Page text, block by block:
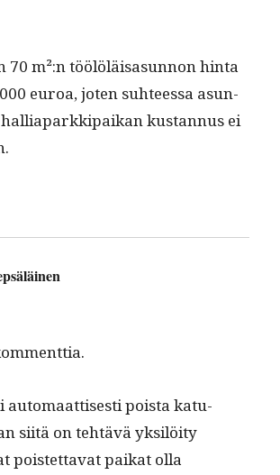
70 m²:n töölöläisas­un­non hin­ta
euroa, joten suh­teessa asun­
kus­tan­nus ei
automaat­tis­es­ti poista katu­
siitä on tehtävä yksilöi­ty
pois­tet­ta­vat paikat olla